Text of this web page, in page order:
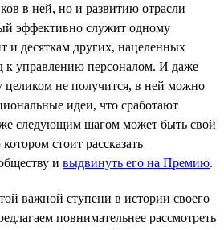
в ней, но и развитию отрасли
эффективно служит одному
и десяткам других, нацеленных
к управлению персоналом. И даже
целиком не получится, в ней можно
идеи, что сработают
следующим шагом может быть свой
стоит рассказать
и выдвинуть его на Премию.
важной ступени в истории своего
повнимательнее рассмотреть